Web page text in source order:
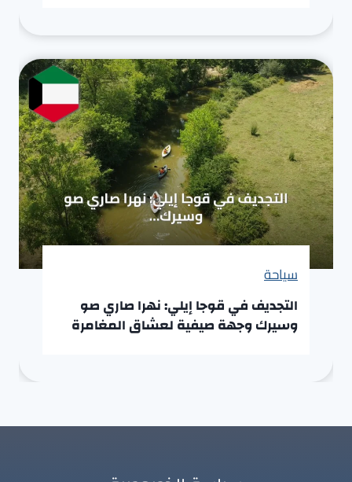
سياحة
التجديف في قوجا إيلي: نهرا صاري صو
وسيرك وجهة صيفية لعشاق المغامرة